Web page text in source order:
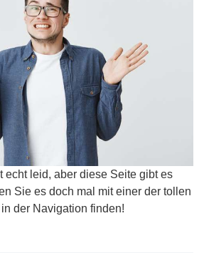
echt leid, aber diese Seite gibt es
Sie es doch mal mit einer der tollen
der Navigation finden!